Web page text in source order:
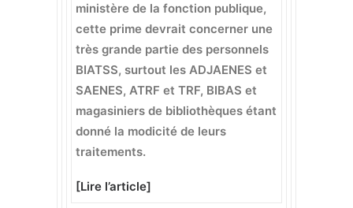
ministère de la fonction publique,
cette prime devrait concerner une
très grande partie des personnels
BIATSS, surtout les ADJAENES et
SAENES, ATRF et TRF, BIBAS et
magasiniers de bibliothèques étant
donné la modicité de leurs
traitements.
[Lire l’article]